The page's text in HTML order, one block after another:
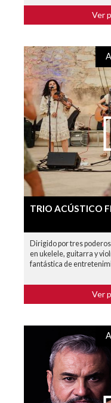
Ver
TRIO ACÚSTICO
Dirigido por tres
en ukelele, guitarra y
fantástica de
Ver